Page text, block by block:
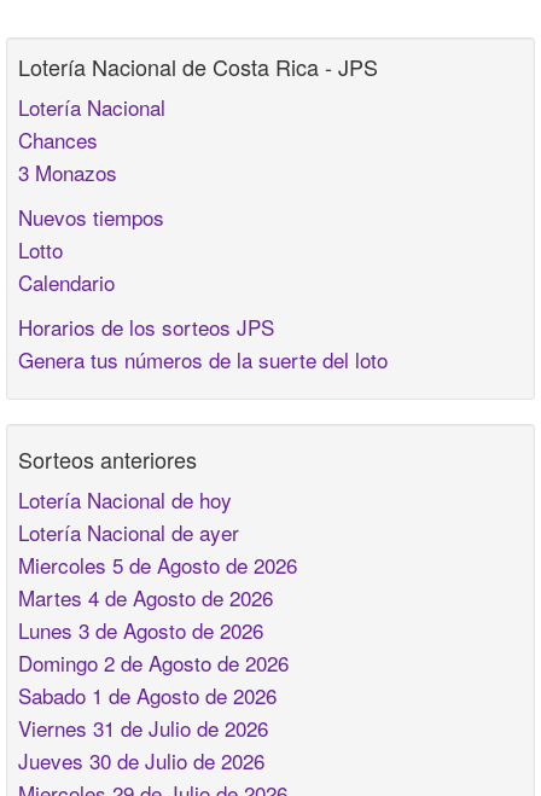
Lotería Nacional de Costa Rica - JPS
Lotería Nacional
Chances
3 Monazos
Nuevos tiempos
Lotto
Calendario
Horarios de los sorteos JPS
Genera tus números de la suerte del loto
Sorteos anteriores
Lotería Nacional de hoy
Lotería Nacional de ayer
Miercoles 5 de Agosto de 2026
Martes 4 de Agosto de 2026
Lunes 3 de Agosto de 2026
Domingo 2 de Agosto de 2026
Sabado 1 de Agosto de 2026
Viernes 31 de Julio de 2026
Jueves 30 de Julio de 2026